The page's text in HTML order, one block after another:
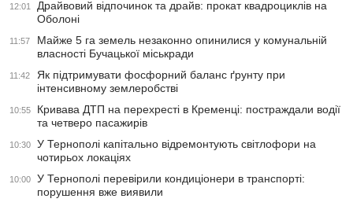
12:01
Драйвовий відпочинок та драйв: прокат квадроциклів на
Оболоні
11:57
Майже 5 га земель незаконно опинилися у комунальній
власності Бучацької міськради
11:42
Як підтримувати фосфорний баланс ґрунту при
інтенсивному землеробстві
10:55
Кривава ДТП на перехресті в Кременці: постраждали водії
та четверо пасажирів
10:30
У Тернополі капітально відремонтують світлофори на
чотирьох локаціях
10:00
У Тернополі перевірили кондиціонери в транспорті:
порушення вже виявили